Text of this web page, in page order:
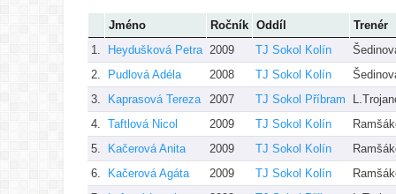
Jméno Ročník Oddíl
Trenér
1.
Heydušková Petra 2009 TJ Sokol Kolín
2.
Pudlová Adéla 2008 TJ Sokol Kolín
3.
Kaprasová Tereza 2007 TJ Sokol Příbram
4.
Taftlová Nicol 2009 TJ Sokol Kolín
5.
Kačerová Anita 2009 TJ Sokol Kolín
6.
Kačerová Agáta 2009 TJ Sokol Kolín